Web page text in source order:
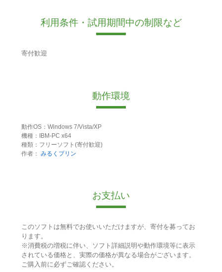
利用条件・試用期間中の制限など
寄付歓迎
動作環境
動作OS：Windows 7/Vista/XP
機種：IBM-PC x64
種類：フリーソフト(寄付歓迎)
作者： みるくプリン
お支払い
このソフトは無料でお使いいただけますが、寄付を募ってお
ります。
※消費税の増税に伴い、ソフト詳細説明や動作環境等に表示
されている価格と、実際の価格が異なる場合がございます。
ご購入前に必ずご確認ください。